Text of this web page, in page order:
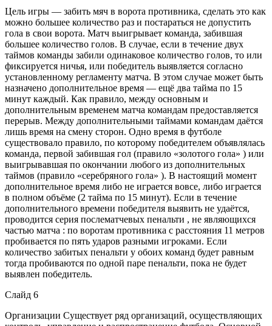
Цель игры — забить мяч в ворота противника, сделать это как
можно большее количество раз и постараться не допустить
гола в свои ворота. Матч выигрывает команда, забившая
большее количество голов. В случае, если в течение двух
таймов команды забили одинаковое количество голов, то или
фиксируется ничья, или победитель выявляется согласно
установленному регламенту матча. В этом случае может быть
назначено дополнительное время — ещё два тайма по 15
минут каждый. Как правило, между основным и
дополнительным временем матча командам предоставляется
перерыв. Между дополнительными таймами командам даётся
лишь время на смену сторон. Одно время в футболе
существовало правило, по которому победителем объявлялась
команда, первой забившая гол (правило «золотого гола» ) или
выигрывавшая по окончании любого из дополнительных
таймов (правило «серебряного гола» ). В настоящий момент
дополнительное время либо не играется вовсе, либо играется
в полном объёме (2 тайма по 15 минут). Если в течение
дополнительного времени победителя выявить не удаётся,
проводится серия послематчевых пенальти , не являющихся
частью матча : по воротам противника с расстояния 11 метров
пробивается по пять ударов разными игроками. Если
количество забитых пенальти у обоих команд будет равным
тогда пробиваются по одной паре пенальти, пока не будет
выявлен победитель.
Слайд 6
Организации Существует ряд организаций, осуществляющих